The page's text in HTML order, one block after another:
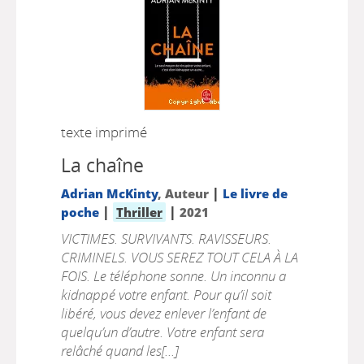
texte imprimé
La chaîne
Adrian McKinty, Auteur | Le livre de
poche| Thriller | 2021
VICTIMES. SURVIVANTS. RAVISSEURS.
CRIMINELS. VOUS SEREZ TOUT CELA À LA
FOIS. Le téléphone sonne. Un inconnu a
kidnappé votre enfant. Pour qu’il soit
libéré, vous devez enlever l’enfant de
quelqu’un d’autre. Votre enfant sera
relâché quand les[...]